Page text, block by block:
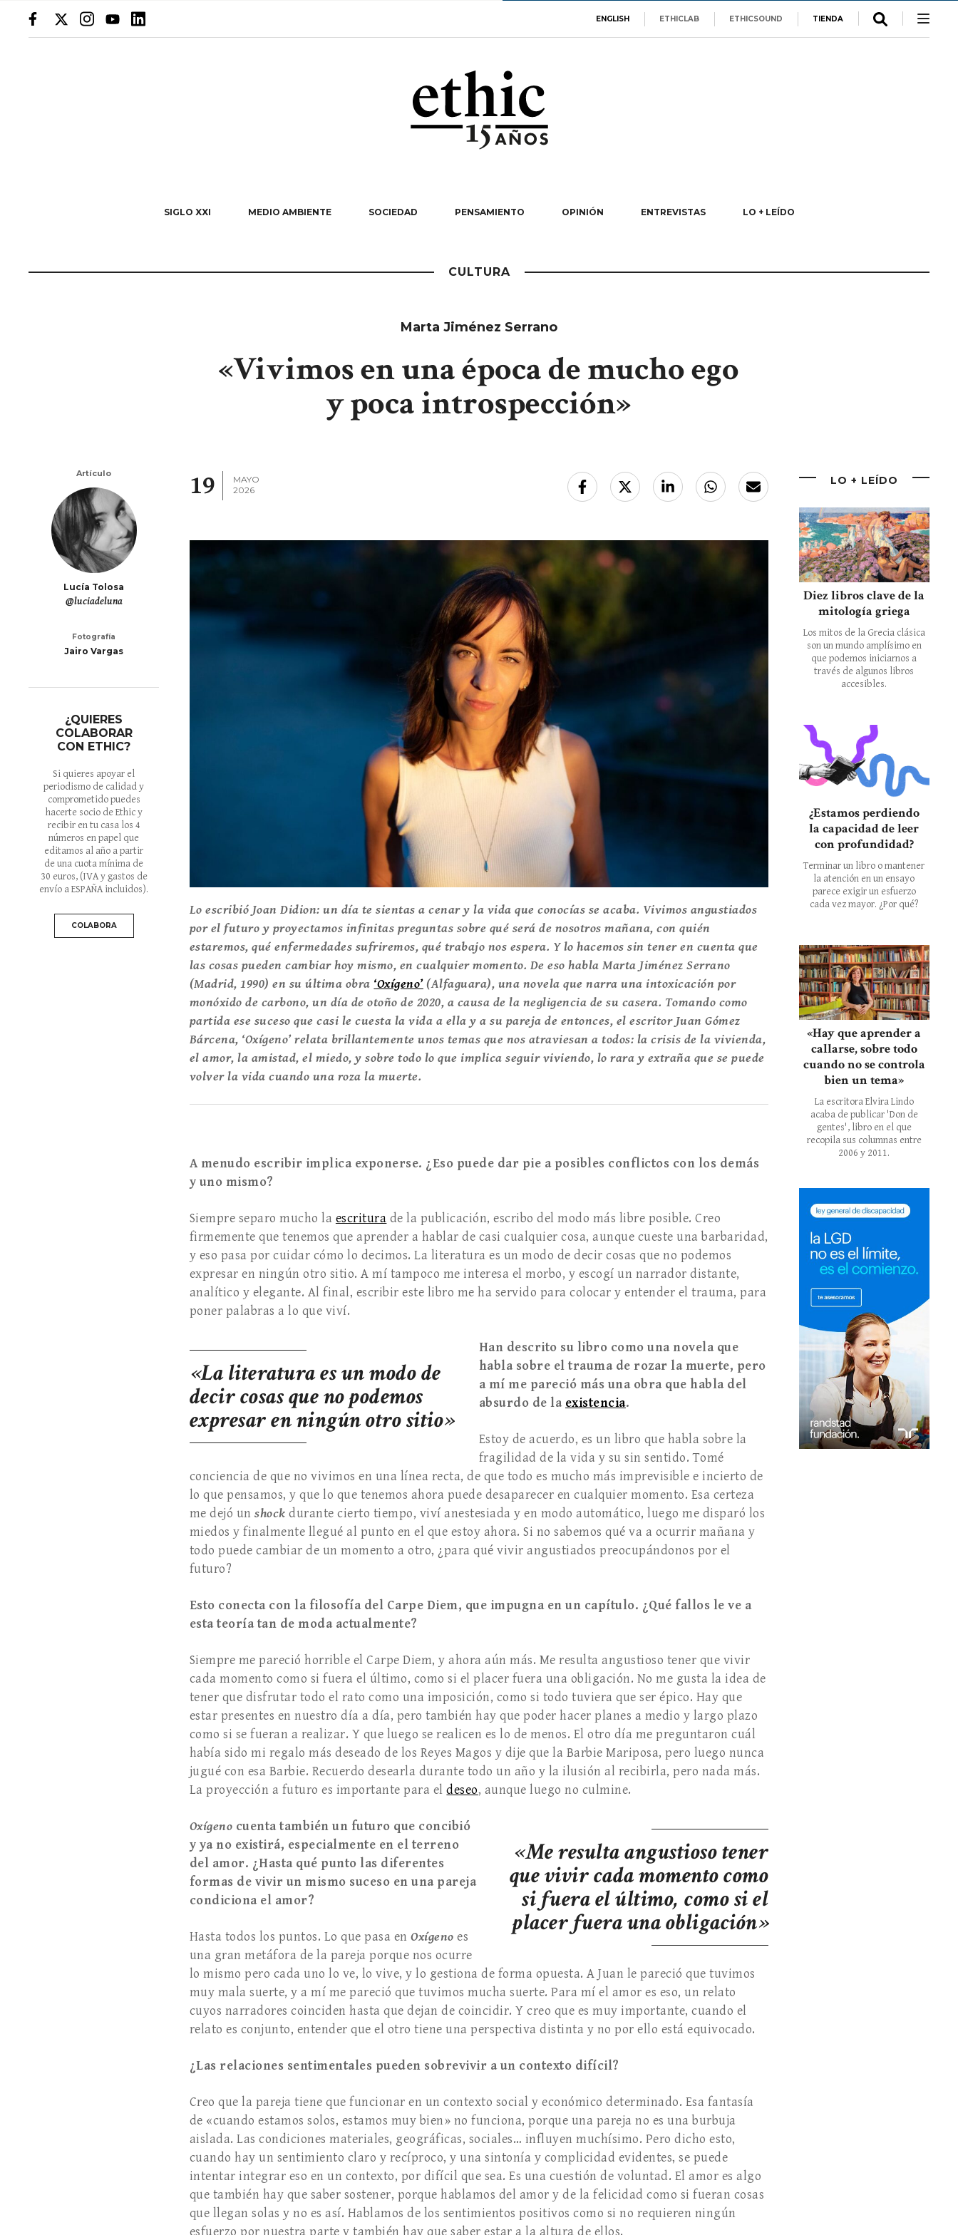
ENGLISH ETHICLAB ETHICSOUND TIENDA
SIGLO XXI MEDIO AMBIENTE SOCIEDAD PENSAMIENTO OPINIÓN ENTREVISTAS LO + LEÍDO
CULTURA
Marta Jiménez Serrano
«Vivimos en una época de mucho ego
y poca introspección»
Artículo
Lucía Tolosa
@luciadeluna
Fotografía
Jairo Vargas
¿QUIERES
COLABORAR
CON ETHIC?
Si quieres apoyar el
periodismo de calidad y
comprometido puedes
hacerte socio de Ethic y
recibir en tu casa los 4
números en papel que
editamos al año a partir
de una cuota mínima de
30 euros, (IVA y gastos de
envío a ESPAÑA incluidos).
COLABORA
19
MAYO
2026
Lo escribió Joan Didion: un día te sientas a cenar y la vida que conocías se acaba. Vivimos angustiados
por el futuro y proyectamos infinitas preguntas sobre qué será de nosotros mañana, con quién
estaremos, qué enfermedades sufriremos, qué trabajo nos espera. Y lo hacemos sin tener en cuenta que
las cosas pueden cambiar hoy mismo, en cualquier momento. De eso habla Marta Jiménez Serrano
(Madrid, 1990) en su última obra ‘Oxígeno’(Alfaguara), una novela que narra una intoxicación por
monóxido de carbono, un día de otoño de 2020, a causa de la negligencia de su casera. Tomando como
partida ese suceso que casi le cuesta la vida a ella y a su pareja de entonces, el escritor Juan Gómez
Bárcena, ‘Oxígeno’ relata brillantemente unos temas que nos atraviesan a todos: la crisis de la vivienda,
el amor, la amistad, el miedo, y sobre todo lo que implica seguir viviendo, lo rara y extraña que se puede
volver la vida cuando una roza la muerte.
A menudo escribir implica exponerse. ¿Eso puede dar pie a posibles conflictos con los demás
y uno mismo?
Siempre separo mucho la escritura de la publicación, escribo del modo más libre posible. Creo
firmemente que tenemos que aprender a hablar de casi cualquier cosa, aunque cueste una barbaridad,
y eso pasa por cuidar cómo lo decimos. La literatura es un modo de decir cosas que no podemos
expresar en ningún otro sitio. A mí tampoco me interesa el morbo, y escogí un narrador distante,
analítico y elegante. Al final, escribir este libro me ha servido para colocar y entender el trauma, para
poner palabras a lo que viví.
«La literatura es un modo de
decir cosas que no podemos
expresar en ningún otro sitio»
Han descrito su libro como una novela que
habla sobre el trauma de rozar la muerte, pero
a mí me pareció más una obra que habla del
absurdo de la existencia.
Estoy de acuerdo, es un libro que habla sobre la
fragilidad de la vida y su sin sentido. Tomé
conciencia de que no vivimos en una línea recta, de que todo es mucho más imprevisible e incierto de
lo que pensamos, y que lo que tenemos ahora puede desaparecer en cualquier momento. Esa certeza
me dejó unshock durante cierto tiempo, viví anestesiada y en modo automático, luego me disparó los
miedos y finalmente llegué al punto en el que estoy ahora. Si no sabemos qué va a ocurrir mañana y
todo puede cambiar de un momento a otro, ¿para qué vivir angustiados preocupándonos por el
futuro?
Esto conecta con la filosofía del Carpe Diem, que impugna en un capítulo. ¿Qué fallos le ve a
esta teoría tan de moda actualmente?
Siempre me pareció horrible el Carpe Diem, y ahora aún más. Me resulta angustioso tener que vivir
cada momento como si fuera el último, como si el placer fuera una obligación. No me gusta la idea de
tener que disfrutar todo el rato como una imposición, como si todo tuviera que ser épico. Hay que
estar presentes en nuestro día a día, pero también hay que poder hacer planes a medio y largo plazo
como si se fueran a realizar. Y que luego se realicen es lo de menos. El otro día me preguntaron cuál
había sido mi regalo más deseado de los Reyes Magos y dije que la Barbie Mariposa, pero luego nunca
jugué con esa Barbie. Recuerdo desearla durante todo un año y la ilusión al recibirla, pero nada más.
La proyección a futuro es importante para eldeseo, aunque luego no culmine.
«Me resulta angustioso tener
que vivir cada momento como
si fuera el último, como si el
placer fuera una obligación»
Oxígeno cuenta también un futuro que concibió
y ya no existirá, especialmente en el terreno
del amor. ¿Hasta qué punto las diferentes
formas de vivir un mismo suceso en una pareja
condiciona el amor?
Hasta todos los puntos. Lo que pasa enOxígeno es
una gran metáfora de la pareja porque nos ocurre
lo mismo pero cada uno lo ve, lo vive, y lo gestiona de forma opuesta. A Juan le pareció que tuvimos
muy mala suerte, y a mí me pareció que tuvimos mucha suerte. Para mí el amor es eso, un relato
cuyos narradores coinciden hasta que dejan de coincidir. Y creo que es muy importante, cuando el
relato es conjunto, entender que el otro tiene una perspectiva distinta y no por ello está equivocado.
¿Las relaciones sentimentales pueden sobrevivir a un contexto difícil?
Creo que la pareja tiene que funcionar en un contexto social y económico determinado. Esa fantasía
de «cuando estamos solos, estamos muy bien» no funciona, porque una pareja no es una burbuja
aislada. Las condiciones materiales, geográficas, sociales… influyen muchísimo. Pero dicho esto,
cuando hay un sentimiento claro y recíproco, y una sintonía y complicidad evidentes, se puede
intentar integrar eso en un contexto, por difícil que sea. Es una cuestión de voluntad. El amor es algo
que también hay que saber sostener, porque hablamos del amor y de la felicidad como si fueran cosas
que llegan solas y no es así. Hablamos de los sentimientos positivos como si no requieren ningún
LO + LEÍDO
Diez libros clave de la
mitología griega
Los mitos de la Grecia clásica
son un mundo amplísimo en
que podemos iniciarnos a
través de algunos libros
accesibles.
¿Estamos perdiendo
la capacidad de leer
con profundidad?
Terminar un libro o mantener
la atención en un ensayo
parece exigir un esfuerzo
cada vez mayor. ¿Por qué?
«Hay que aprender a
callarse, sobre todo
cuando no se controla
bien un tema»
La escritora Elvira Lindo
acaba de publicar 'Don de
gentes', libro en el que
recopila sus columnas entre
2006 y 2011.